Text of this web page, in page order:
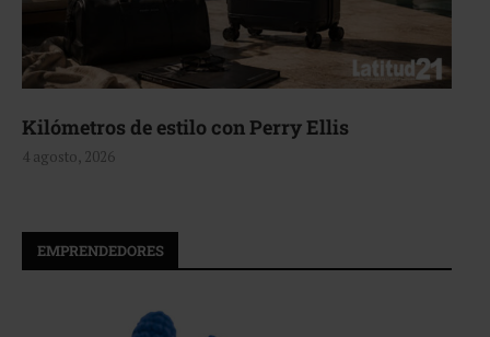
Kilómetros de estilo con Perry Ellis
4 agosto, 2026
EMPRENDEDORES